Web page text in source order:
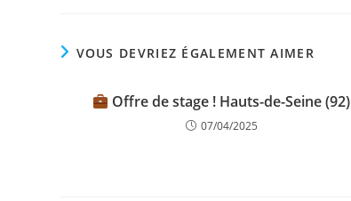
VOUS DEVRIEZ ÉGALEMENT AIMER
Offre de stage ! Hauts-de-Seine (92)
07/04/2025